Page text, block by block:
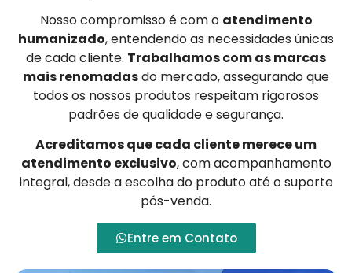
Nosso compromisso é com o atendimento
humanizado, entendendo as necessidades únicas
de cada cliente. Trabalhamos com as marcas
mais renomadasdo mercado, assegurando que
todos os nossos produtos respeitam rigorosos
padrões de qualidade e segurança.
Acreditamos que cada cliente merece um
atendimento exclusivo, com acompanhamento
integral, desde a escolha do produto até o suporte
pós-venda.
Entre em Contato